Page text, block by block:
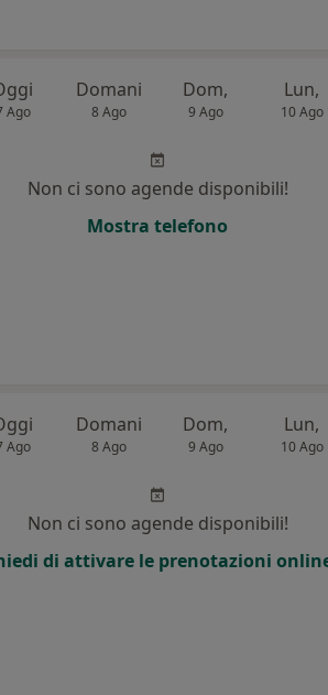
Ago
Domani
8 Ago
Dom,
9 Ago
Lun,
10 Ago
Non ci sono agende disponibili!
Mostra telefono
Ago
Domani
8 Ago
Dom,
9 Ago
Lun,
10 Ago
Non ci sono agende disponibili!
di attivare le prenotazioni